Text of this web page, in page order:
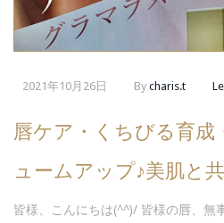
2021年10月26日 By charis.t
唇ケア・くちびる育成
ュームアップ♪美肌と
皆様、こんにちは(^^)/ 皆様の唇、無